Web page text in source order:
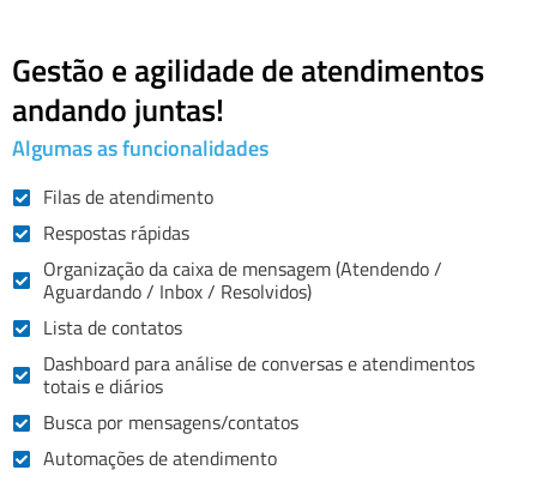
Gestão e agilidade de atendimentos
andando juntas!
Algumas as funcionalidades
Filas de atendimento
Respostas rápidas
Organização da caixa de mensagem (Atendendo /
Aguardando / Inbox / Resolvidos)
Lista de contatos
Dashboard para análise de conversas e atendimentos
totais e diários
Busca por mensagens/contatos
Automações de atendimento